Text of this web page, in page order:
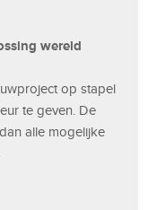
wereld
op stapel
te geven. De
alle mogelijke